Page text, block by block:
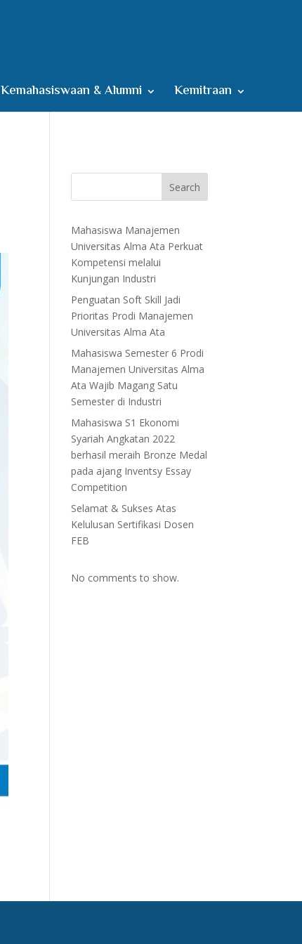
Kemahasiswaan & Alumni Kemitraan
Search
Mahasiswa Manajemen
Universitas Alma Ata Perkuat
Kompetensi melalui
Kunjungan Industri
Penguatan Soft Skill Jadi
Prioritas Prodi Manajemen
Universitas Alma Ata
Mahasiswa Semester 6 Prodi
Manajemen Universitas Alma
Ata Wajib Magang Satu
Semester di Industri
Mahasiswa S1 Ekonomi
Syariah Angkatan 2022
berhasil meraih Bronze Medal
pada ajang Inventsy Essay
Competition
Selamat & Sukses Atas
Kelulusan Sertifikasi Dosen
FEB
No comments to show.